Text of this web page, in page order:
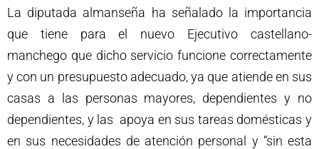
La diputada almanseña ha señalado la importancia
que tiene para el nuevo Ejecutivo castellano-
manchego que dicho servicio funcione correctamente
y con un presupuesto adecuado, ya que atiende en sus
casas a las personas mayores, dependientes y no
dependientes, y las apoya en sus tareas domésticas y
en sus necesidades de atención personal y “sin esta